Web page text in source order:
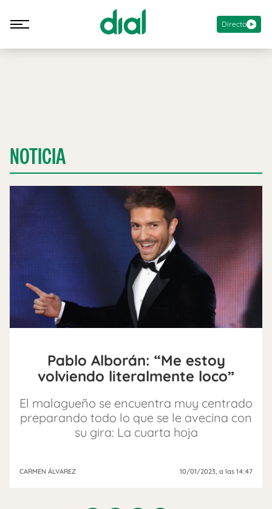
Directo
NOTICIA
Pablo Alborán: “Me estoy
volviendo literalmente loco”
El malagueño se encuentra muy centrado
preparando todo lo que se le avecina con
su gira: La cuarta hoja
CARMEN ÁLVAREZ 10/01/2023, a las 14:47